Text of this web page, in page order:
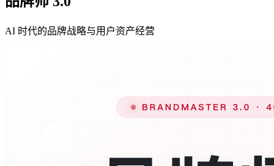
AI 时代的品牌战略与用户资产经营